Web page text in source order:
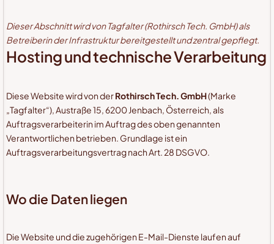
Dieser Abschnitt wird von Tagfalter (Rothirsch Tech. GmbH) als
Betreiberin der Infrastruktur bereitgestellt und zentral gepflegt.
Hosting und technische Verarbeitung
Diese Website wird von derRothirsch Tech. GmbH(Marke
„Tagfalter“), Austraße 15, 6200 Jenbach, Österreich, als
Auftragsverarbeiterin im Auftrag des oben genannten
Verantwortlichen betrieben. Grundlage ist ein
Auftragsverarbeitungsvertrag nach Art. 28 DSGVO.
Wo die Daten liegen
Die Website und die zugehörigen E-Mail-Dienste laufen auf